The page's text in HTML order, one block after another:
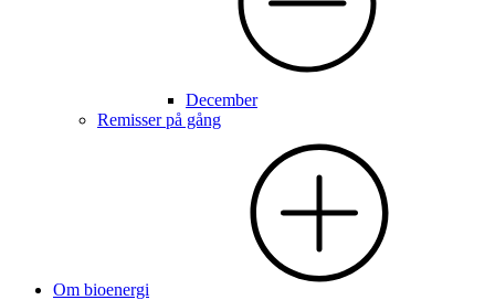
December
Remisser på gång
Om bioenergi